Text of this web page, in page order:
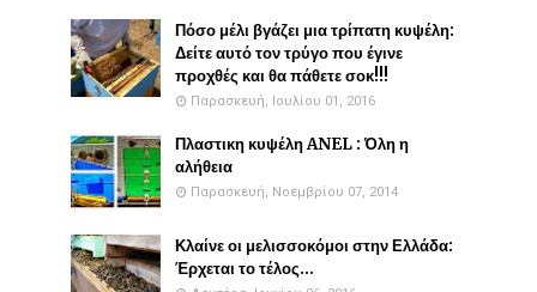
Πόσο μέλι βγάζει μια τρίπατη κυψέλη:
Δείτε αυτό τον τρύγο που έγινε
προχθές και θα πάθετε σοκ!!!
Παρασκευή, Ιουλίου 01, 2016
Πλαστικη κυψέλη ANEL : Όλη η
αλήθεια
Παρασκευή, Νοεμβρίου 07, 2014
Κλαίνε οι μελισσοκόμοι στην Ελλάδα:
Έρχεται το τέλος...